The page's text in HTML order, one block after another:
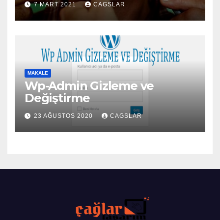
7 MART 2021 CAGSLAR
MAKALE
Wp-Admin Gizleme ve
Değiştirme
23 AĞUSTOS 2020 CAGSLAR